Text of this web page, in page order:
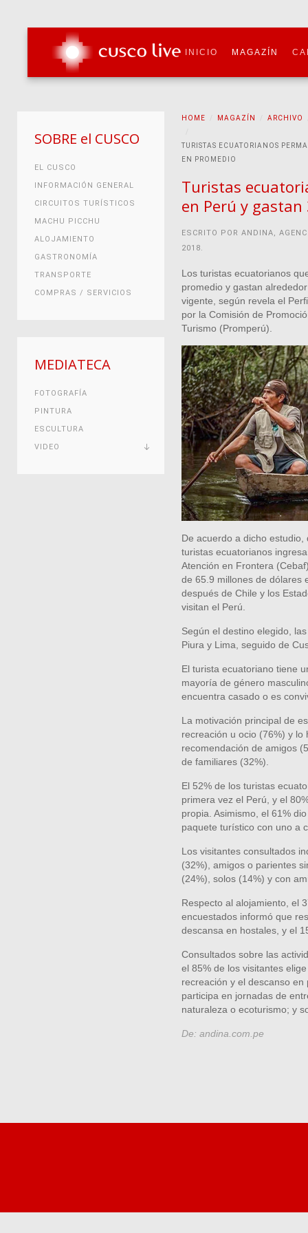
INICIO MAGAZÍN
HOME MAGAZÍN ARCHIVO
TURISTAS ECUATORIANOS
EN PROMEDIO
Turistas
en Perú y
ESCRITO POR ANDINA,
2018.
Los turistas ecuatorianos
promedio y gastan
vigente, según revela el
por la Comisión de
Turismo (Promperú).
De acuerdo a dicho
turistas ecuatorianos
Atención en Frontera
de 65.9 millones de dólares
después de Chile y los
visitan el Perú.
Según el destino elegido,
Piura y Lima, seguido de
El turista ecuatoriano tiene
mayoría de género
encuentra casado o es
La motivación principal de
recreación u ocio (76%) y
recomendación de amigos
de familiares (32%).
El 52% de los turistas
primera vez el Perú, y el
propia. Asimismo, el 61%
paquete turístico con uno a
Los visitantes consultados
(32%), amigos o parientes
(24%), solos (14%) y con
Respecto al alojamiento, el
encuestados informó que
descansa en hostales, y el
Consultados sobre las
el 85% de los visitantes
recreación y el descanso
participa en jornadas de
naturaleza o ecoturismo; y
De: andina.com.pe
SOBRE el CUSCO
EL CUSCO
INFORMACIÓN GENERAL
CIRCUITOS TURÍSTICOS
MACHU PICCHU
ALOJAMIENTO
GASTRONOMÍA
TRANSPORTE
COMPRAS / SERVICIOS
MEDIATECA
FOTOGRAFÍA
PINTURA
ESCULTURA
VIDEO